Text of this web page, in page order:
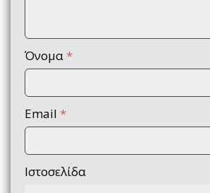
Όνομα *
Email *
Ιστοσελίδα